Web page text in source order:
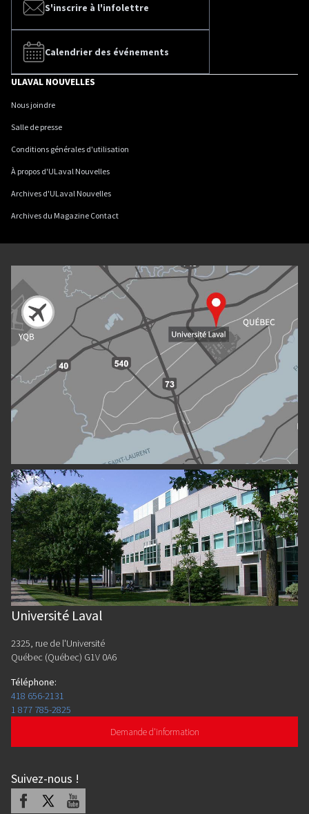
S'inscrire à l'infolettre
Calendrier des événements
ULAVAL NOUVELLES
Nous joindre
Salle de presse
Conditions générales d'utilisation
À propos d'ULaval Nouvelles
Archives d'ULaval Nouvelles
Archives du Magazine Contact
Université Laval
2325, rue de l'Université
Québec (Québec) G1V 0A6
Téléphone:
418 656-2131
1 877 785-2825
Demande d'information
Suivez-nous !
Facebook Youtube